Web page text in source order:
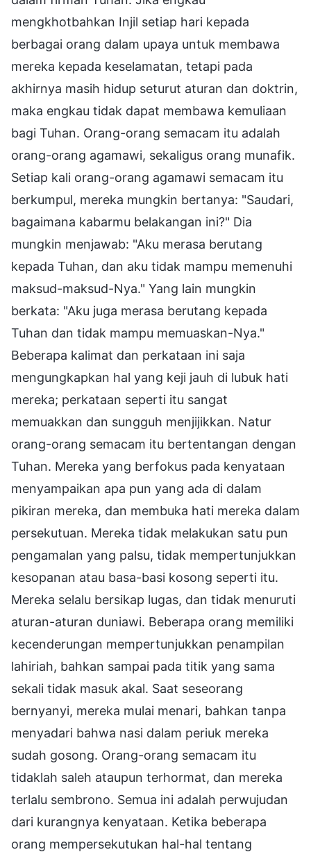
mengkhotbahkan Injil setiap hari kepada
berbagai orang dalam upaya untuk membawa
mereka kepada keselamatan, tetapi pada
akhirnya masih hidup seturut aturan dan doktrin,
maka engkau tidak dapat membawa kemuliaan
bagi Tuhan. Orang-orang semacam itu adalah
orang-orang agamawi, sekaligus orang munafik.
Setiap kali orang-orang agamawi semacam itu
berkumpul, mereka mungkin bertanya: "Saudari,
bagaimana kabarmu belakangan ini?" Dia
mungkin menjawab: "Aku merasa berutang
kepada Tuhan, dan aku tidak mampu memenuhi
maksud-maksud-Nya." Yang lain mungkin
berkata: "Aku juga merasa berutang kepada
Tuhan dan tidak mampu memuaskan-Nya."
Beberapa kalimat dan perkataan ini saja
mengungkapkan hal yang keji jauh di lubuk hati
mereka; perkataan seperti itu sangat
memuakkan dan sungguh menjijikkan. Natur
orang-orang semacam itu bertentangan dengan
Tuhan. Mereka yang berfokus pada kenyataan
menyampaikan apa pun yang ada di dalam
pikiran mereka, dan membuka hati mereka dalam
persekutuan. Mereka tidak melakukan satu pun
pengamalan yang palsu, tidak mempertunjukkan
kesopanan atau basa-basi kosong seperti itu.
Mereka selalu bersikap lugas, dan tidak menuruti
aturan-aturan duniawi. Beberapa orang memiliki
kecenderungan mempertunjukkan penampilan
lahiriah, bahkan sampai pada titik yang sama
sekali tidak masuk akal. Saat seseorang
bernyanyi, mereka mulai menari, bahkan tanpa
menyadari bahwa nasi dalam periuk mereka
sudah gosong. Orang-orang semacam itu
tidaklah saleh ataupun terhormat, dan mereka
terlalu sembrono. Semua ini adalah perwujudan
dari kurangnya kenyataan. Ketika beberapa
orang mempersekutukan hal-hal tentang